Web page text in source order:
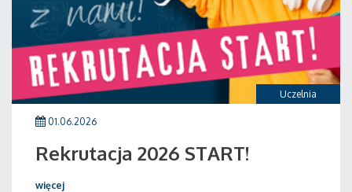
Uczelnia
01.06.2026
Rekrutacja 2026 START!
więcej